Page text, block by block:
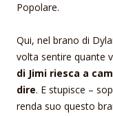
Popolare.
Qui, nel brano di
volta sentire quante
di Jimi riesca a
dire. E stupisce –
renda suo questo